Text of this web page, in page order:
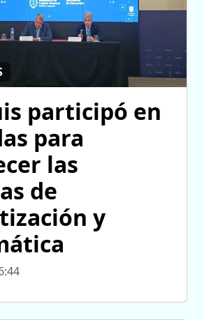
participó en
para
las
de
y